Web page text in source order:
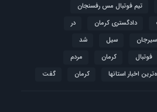
تیم فوتبال مس رفسنجان
دادگستری کرمان
در
سیرجان سیل
شد
فوتبال كرمان
مردم
اخبار استانها کرمان گفت